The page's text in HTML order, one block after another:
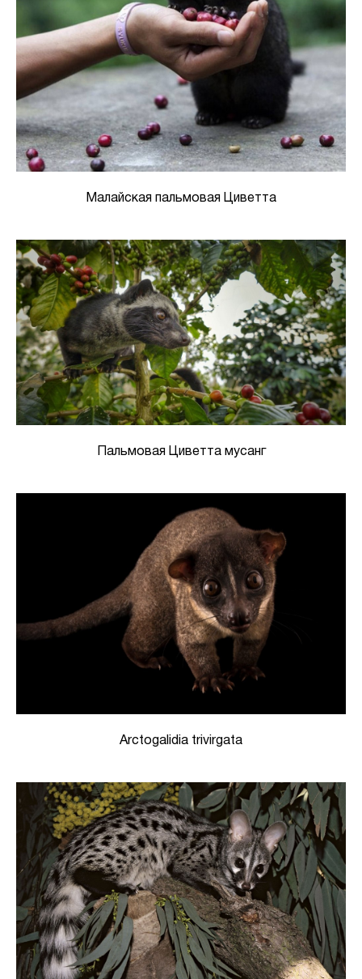
Малайская пальмовая Циветта
Пальмовая Циветта мусанг
Arctogalidia trivirgata